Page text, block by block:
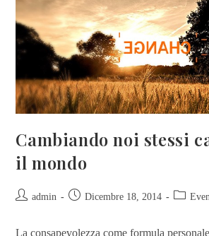
Cambiando noi stessi
il mondo
admin Dicembre 18, 2014
La consapevolezza come formula